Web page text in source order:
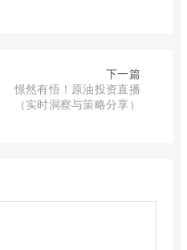
下一篇
憬然有悟！原油投资直播
（实时洞察与策略分享）